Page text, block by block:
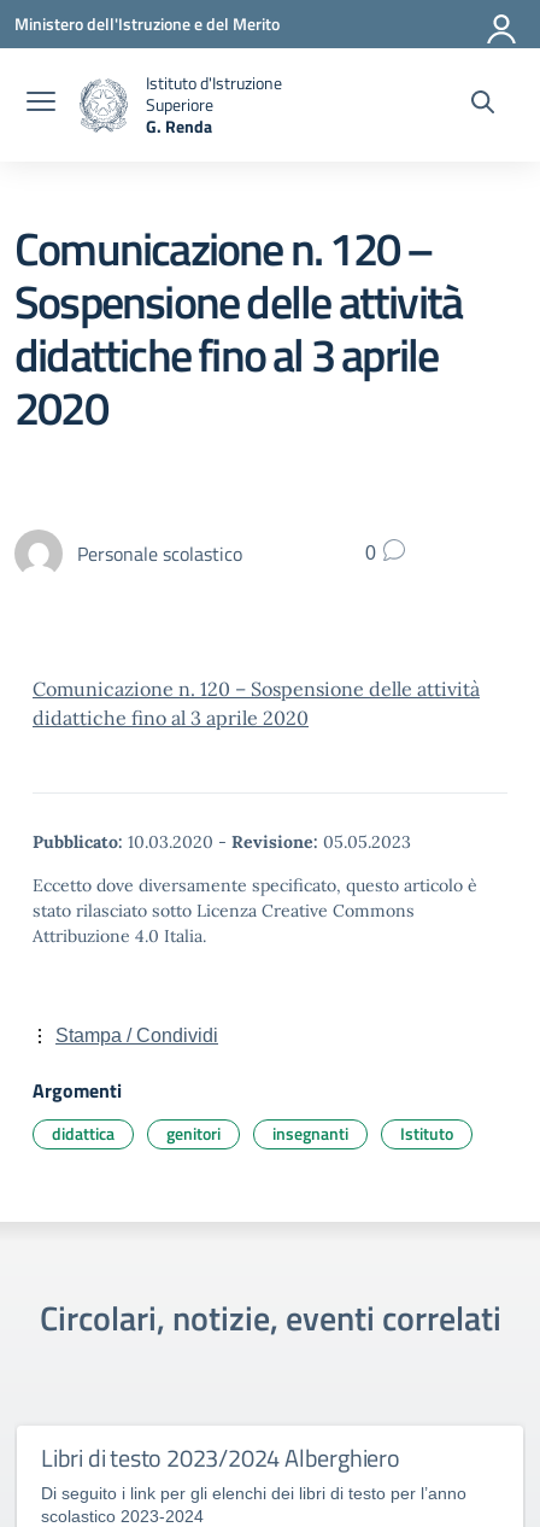
Ministero dell'Istruzione e del Merito
Istituto d'Istruzione
Superiore
G. Renda
Comunicazione n. 120 –
Sospensione delle attività
didattiche fino al 3 aprile
2020
Personale scolastico 0
Comunicazione n. 120 – Sospensione delle attività
didattiche fino al 3 aprile 2020
Pubblicato: 10.03.2020 - Revisione: 05.05.2023
Eccetto dove diversamente specificato, questo articolo è
stato rilasciato sotto Licenza Creative Commons
Attribuzione 4.0 Italia.
Stampa / Condividi
Argomenti
didattica genitori insegnanti Istituto
Circolari, notizie, eventi correlati
Libri di testo 2023/2024 Alberghiero
Di seguito i link per gli elenchi dei libri di testo per l’anno
scolastico 2023-2024